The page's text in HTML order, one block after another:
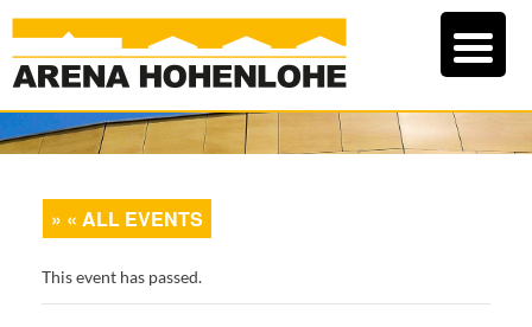
« ALL EVENTS
This event has passed.